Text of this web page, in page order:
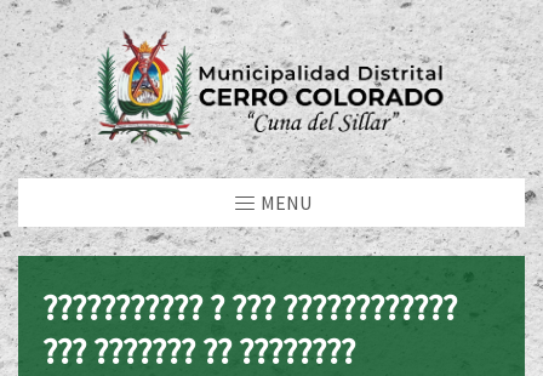
MENU
??????????? ? ??? ????????????
??? ??????? ?? ????????